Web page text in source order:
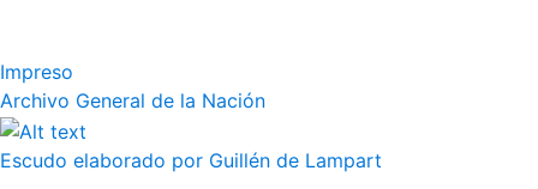
Impreso
Archivo General de la Nación
Escudo elaborado por Guillén de Lampart